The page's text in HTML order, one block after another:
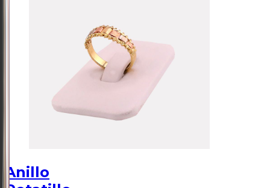
Anillo